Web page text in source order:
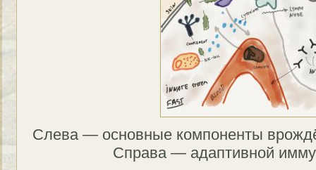
Слева — основные компоненты
Справа — адаптивной